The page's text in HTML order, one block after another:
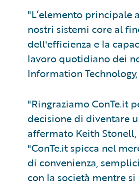
"L’elemento principale
nostri sistemi core al
dell'efficienza e la
lavoro quotidiano dei
Information Technology,
"Ringraziamo ConTe.it
decisione di diventare
affermato Keith
"ConTe.it spicca nel
di convenienza,
con la società mentre